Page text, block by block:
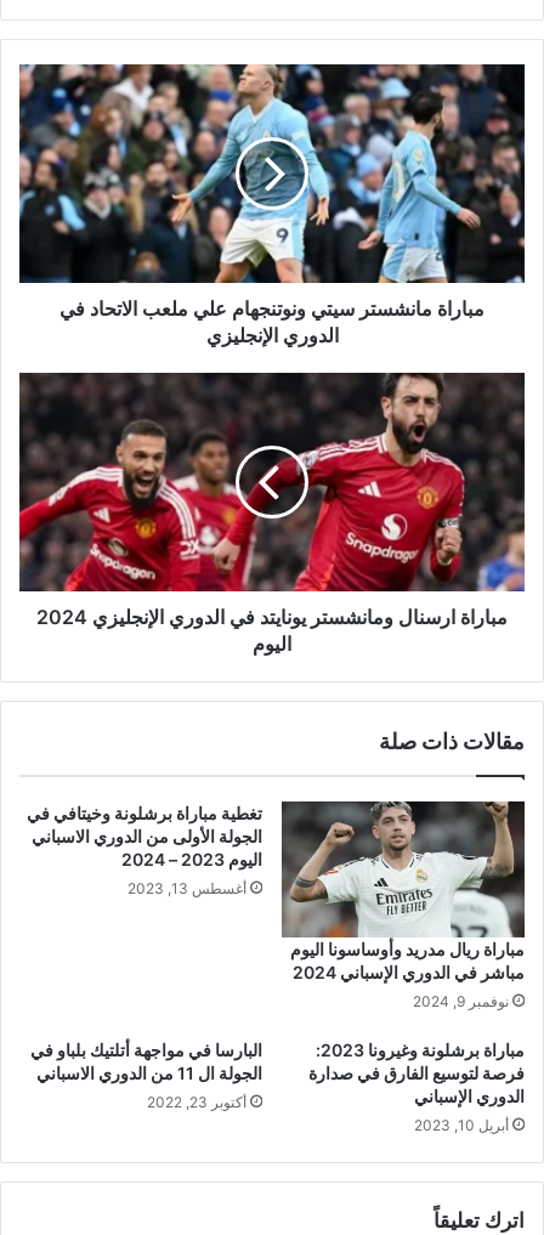
مباراة
مانشستر
سيتي
ونوتنجهام
علي
ملعب
الاتحاد
في
الدوري
الإنجليزيمباراة مانشستر سيتي ونوتنجهام علي ملعب الاتحاد في
الدوري الإنجليزي
مباراة
ارسنال
ومانشستر
يونايتد
الدوري
الإنجليزي
2024
اليوم
مباراة ارسنال ومانشستر يونايتد في الدوري الإنجليزي 2024
اليوم
مقالات ذات صلة
مباراة ريال مدريد وأوساسونا اليوم
مباشر في الدوري الإسباني 2024
نوفمبر 9, 2024
تغطية مباراة برشلونة وخيتافي في
الجولة الأولى من الدوري الاسباني
اليوم 2023 – 2024
أغسطس 13, 2023
مباراة برشلونة وغيرونا 2023:
فرصة لتوسيع الفارق في صدارة
الدوري الإسباني
أبريل 10, 2023
البارسا في مواجهة أتلتيك بلباو في
الجولة ال 11 من الدوري الاسباني
أكتوبر 23, 2022
اترك تعليقاً